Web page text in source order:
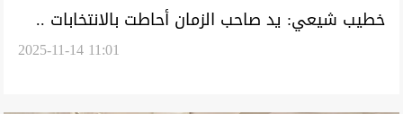
خطيب شيعي: يد صاحب الزمان أحاطت بالانتخابات ..
سُني: المقاطعون لا يحق لهم المطالبة بالحقوق
2025-11-14 11:01